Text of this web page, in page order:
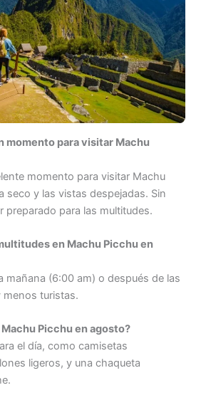
momento para visitar Machu
momento para visitar Machu
seco y las vistas despejadas. Sin
preparado para las multitudes.
en Machu Picchu en
mañana (6:00 am) o después de las
turistas.
Picchu en agosto?
el día, como camisetas
ligeros, y una chaqueta